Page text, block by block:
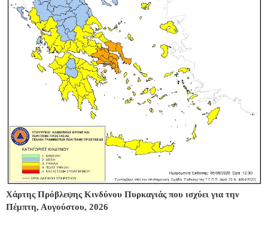
Χάρτης Πρόβλεψης Κινδύνου Πυρκαγιάς που ισχύει για την
Πέμπτη, Αυγούστου, 2026